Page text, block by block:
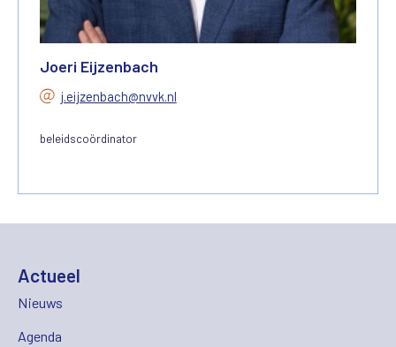
Joeri Eijzenbach
j.eijzenbach@nvvk.nl
beleidscoördinator
Actueel
Nieuws
Agenda